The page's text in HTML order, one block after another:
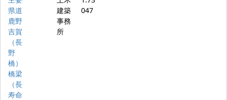
県道
鹿野
吉賀
（長
野
橋）
橋梁
（長
寿命
建築
事務
所
047